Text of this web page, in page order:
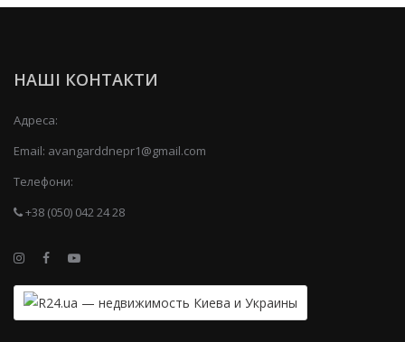
НАШІ КОНТАКТИ
Адреса:
Email: avangarddnepr1@gmail.com
Телефони:
+38 (050) 042 24 28